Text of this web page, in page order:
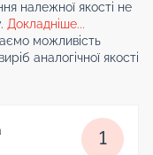
належної якості не
Докладніше...
можливість
аналогічної якості
1